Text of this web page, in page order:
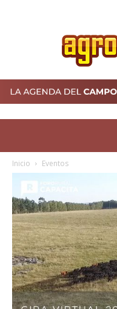
Inicio Eventos